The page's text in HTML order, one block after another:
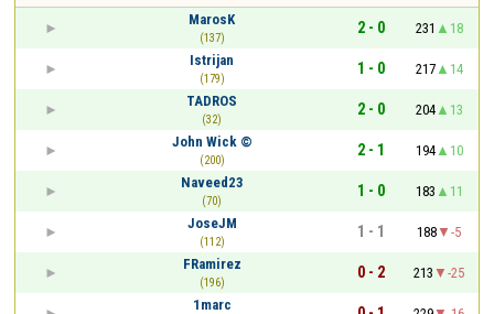
MarosK
(137)
2 - 0 231
18
Istrijan
(179)
1 - 0 217
14
TADROS
(32)
2 - 0 204
13
John Wick ©
(200)
2 - 1 194
10
Naveed23
(70)
1 - 0 183
11
JoseJM
(112)
1 - 1 188
-5
FRamirez
(196)
0 - 2 213
-25
1marc